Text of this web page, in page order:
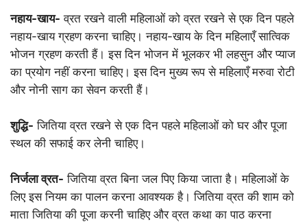
नहाय-खाय- व्रत रखने वाली महिलाओं को व्रत रखने से एक दिन पहले
नहाय-खाय ग्रहण करना चाहिए। नहाय-खाय के दिन महिलाएँ सात्विक
भोजन ग्रहण करती हैं। इस दिन भोजन में भूलकर भी लहसुन और प्याज
का प्रयोग नहीं करना चाहिए। इस दिन मुख्य रूप से महिलाएँ मरुवा रोटी
और नोनी साग का सेवन करती हैं।
शुद्धि- जितिया व्रत रखने से एक दिन पहले महिलाओं को घर और पूजा
स्थल की सफाई कर लेनी चाहिए।
निर्जला व्रत- जितिया व्रत बिना जल पिए किया जाता है। महिलाओं के
लिए इस नियम का पालन करना आवश्यक है। जितिया व्रत की शाम को
माता जितिया की पूजा करनी चाहिए और व्रत कथा का पाठ करना